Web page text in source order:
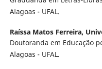
Alagoas - UFAL.
Raíssa Matos Ferreira,
Doutoranda em Educação
Alagoas - UFAL.